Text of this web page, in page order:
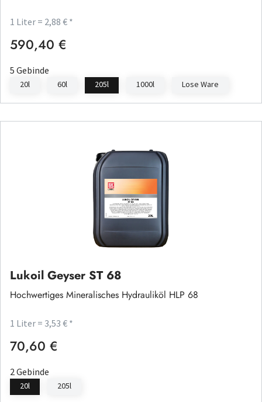
1 Liter = 2,88 € *
Regulärer Preis:
590,40 €
5 Gebinde
20l 60l 205l 1000l Lose Ware
Lukoil Geyser ST 68
Hochwertiges Mineralisches Hydrauliköl HLP 68
1 Liter = 3,53 € *
Regulärer Preis:
70,60 €
2 Gebinde
20l 205l